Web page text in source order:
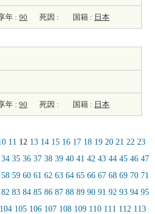
年 : 90 死因 : 国籍 : 日本
年 : 90 死因 : 国籍 : 日本
11 12 13 14 15 16 17 18 19 20 21 22 23
34 35 36 37 38 39 40 41 42 43 44 45 46 47
58 59 60 61 62 63 64 65 66 67 68 69 70 71
82 83 84 85 86 87 88 89 90 91 92 93 94 95
104 105 106 107 108 109 110 111 112 113